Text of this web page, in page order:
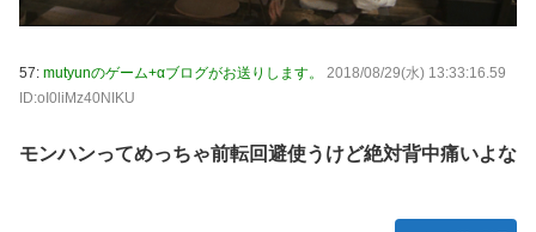
57: mutyunのゲーム+αブログがお送りします。
2018/08/29(水) 13:33:16.59
ID:oI0liMz40NIKU
モンハンってめっちゃ前転回避使うけど絶対背中痛いよな